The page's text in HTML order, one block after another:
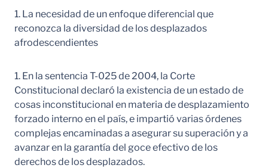
1. La necesidad de un enfoque diferencial que
reconozca la diversidad de los desplazados
afrodescendientes
1. En la sentencia T-025 de 2004, la Corte
Constitucional declaró la existencia de un estado de
cosas inconstitucional en materia de desplazamiento
forzado interno en el país, e impartió varias órdenes
complejas encaminadas a asegurar su superación y a
avanzar en la garantía del goce efectivo de los
derechos de los desplazados.